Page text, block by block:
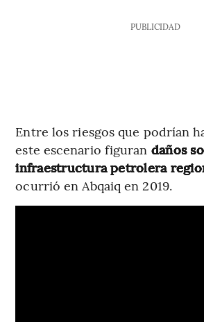
PUBLICIDAD
Entre los riesgos que podrían
este escenario figuran daños
infraestructura petrolera
ocurrió en Abqaiq en 2019.